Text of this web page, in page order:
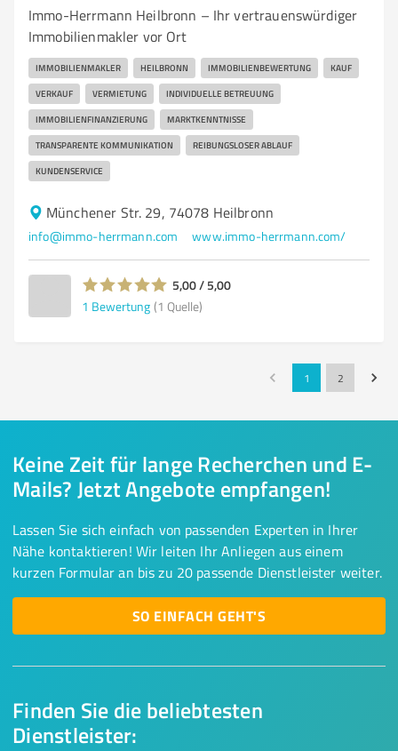
Immo-Herrmann Heilbronn – Ihr vertrauenswürdiger
Immobilienmakler vor Ort
IMMOBILIENMAKLER HEILBRONN IMMOBILIENBEWERTUNG KAUF
VERKAUF VERMIETUNG INDIVIDUELLE BETREUUNG
IMMOBILIENFINANZIERUNG MARKTKENNTNISSE
TRANSPARENTE KOMMUNIKATION REIBUNGSLOSER ABLAUF
KUNDENSERVICE
Münchener Str. 29, 74078 Heilbronn
info@immo-herrmann.com www.immo-herrmann.com/
5,00 / 5,00
1 Bewertung (1 Quelle)
1 2
Finden Sie die beliebtesten
Dienstleister:
Keine Zeit für lange Recherchen und E-
Mails? Jetzt Angebote empfangen!
Lassen Sie sich einfach von passenden Experten in Ihrer
Nähe kontaktieren! Wir leiten Ihr Anliegen aus einem
kurzen Formular an bis zu 20 passende Dienstleister weiter.
SO EINFACH GEHT'S